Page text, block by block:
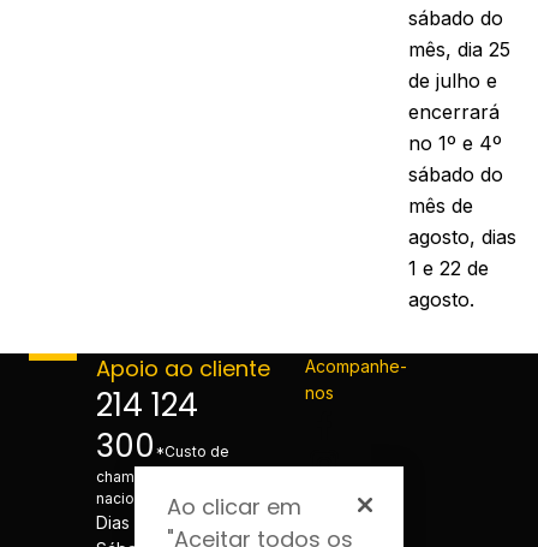
sábado do
mês, dia 25
de julho e
encerrará
no 1º e 4º
sábado do
mês de
agosto, dias
1 e 22 de
agosto.
Apoio ao cliente
214 124
300 *Custo de
chamada para a rede fixa
nacional
Dias úteis - 08h às 20h
Acompanhe-
nos
Ao clicar em
"Aceitar todos os